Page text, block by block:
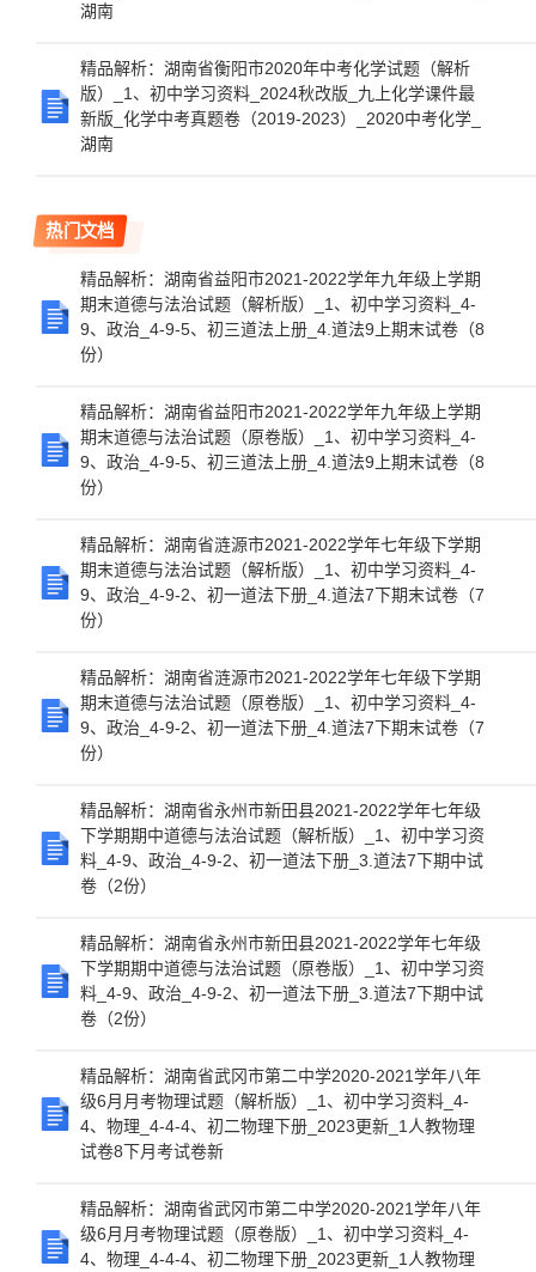
湖南
精品解析：湖南省衡阳市2020年中考化学试题（解析
版）_1、初中学习资料_2024秋改版_九上化学课件最
新版_化学中考真题卷（2019-2023）_2020中考化学_
湖南
热门文档
精品解析：湖南省益阳市2021-2022学年九年级上学期
期末道德与法治试题（解析版）_1、初中学习资料_4-
9、政治_4-9-5、初三道法上册_4.道法9上期末试卷（8
份）
精品解析：湖南省益阳市2021-2022学年九年级上学期
期末道德与法治试题（原卷版）_1、初中学习资料_4-
9、政治_4-9-5、初三道法上册_4.道法9上期末试卷（8
份）
精品解析：湖南省涟源市2021-2022学年七年级下学期
期末道德与法治试题（解析版）_1、初中学习资料_4-
9、政治_4-9-2、初一道法下册_4.道法7下期末试卷（7
份）
精品解析：湖南省涟源市2021-2022学年七年级下学期
期末道德与法治试题（原卷版）_1、初中学习资料_4-
9、政治_4-9-2、初一道法下册_4.道法7下期末试卷（7
份）
精品解析：湖南省永州市新田县2021-2022学年七年级
下学期期中道德与法治试题（解析版）_1、初中学习资
料_4-9、政治_4-9-2、初一道法下册_3.道法7下期中试
卷（2份）
精品解析：湖南省永州市新田县2021-2022学年七年级
下学期期中道德与法治试题（原卷版）_1、初中学习资
料_4-9、政治_4-9-2、初一道法下册_3.道法7下期中试
卷（2份）
精品解析：湖南省武冈市第二中学2020-2021学年八年
级6月月考物理试题（解析版）_1、初中学习资料_4-
4、物理_4-4-4、初二物理下册_2023更新_1人教物理
试卷8下月考试卷新
精品解析：湖南省武冈市第二中学2020-2021学年八年
级6月月考物理试题（原卷版）_1、初中学习资料_4-
4、物理_4-4-4、初二物理下册_2023更新_1人教物理